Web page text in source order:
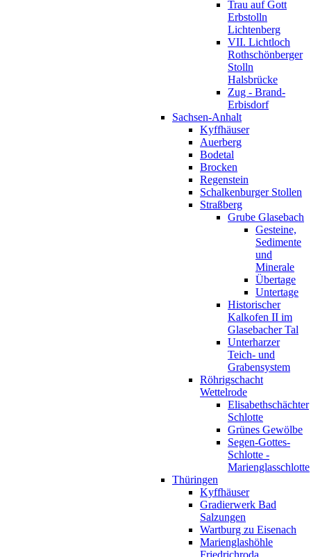
Trau auf Gott
Erbstolln
Lichtenberg
VII. Lichtloch
Rothschönberger
Stolln
Halsbrücke
Zug - Brand-
Erbisdorf
Sachsen-Anhalt
Kyffhäuser
Auerberg
Bodetal
Brocken
Regenstein
Schalkenburger Stollen
Straßberg
Grube Glasebach
Gesteine,
Sedimente
und
Minerale
Übertage
Untertage
Historischer
Kalkofen II im
Glasebacher Tal
Unterharzer
Teich- und
Grabensystem
Röhrigschacht
Wettelrode
Elisabethschächter
Schlotte
Grünes Gewölbe
Segen-Gottes-
Schlotte -
Marienglasschlotte
Thüringen
Kyffhäuser
Gradierwerk Bad
Salzungen
Wartburg zu Eisenach
Marienglashöhle
Friedrichroda